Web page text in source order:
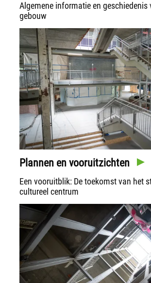
Algemene informatie en geschiedenis
gebouw
Plannen en vooruitzichten
Een vooruitblik: De toekomst van het
cultureel centrum